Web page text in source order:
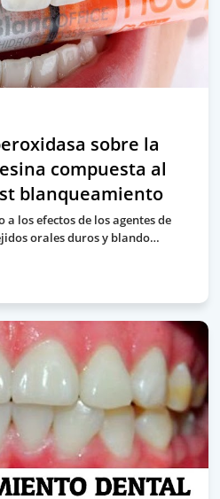
sobre la
compuesta al
blanqueamiento
los efectos de los agentes de
orales duros y blando…